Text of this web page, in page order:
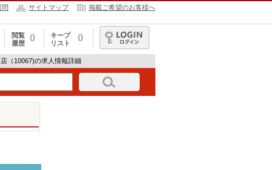
問 サイトマップ 掲載ご希望のお客様へ
閲覧
履歴
0
キープ
リスト
0
ログイン
（10067)の求人情報詳細